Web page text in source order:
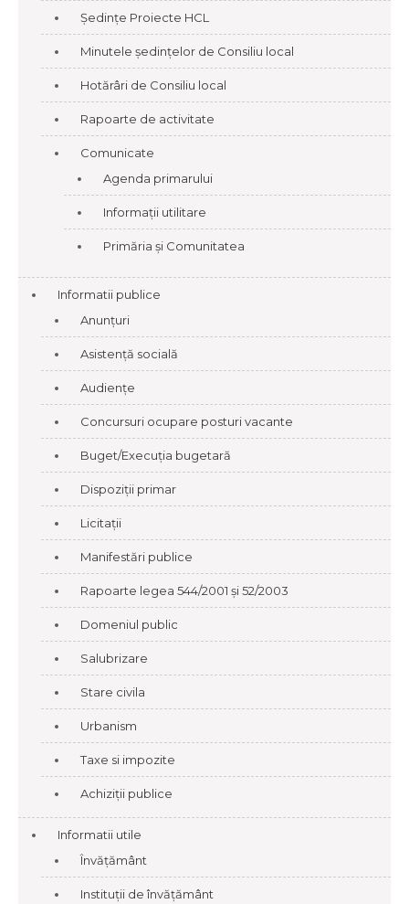
Ședințe Proiecte HCL
Minutele ședințelor de Consiliu local
Hotărâri de Consiliu local
Rapoarte de activitate
Comunicate
Agenda primarului
Informații utilitare
Primăria și Comunitatea
Informatii publice
Anunțuri
Asistență socială
Audiențe
Concursuri ocupare posturi vacante
Buget/Execuția bugetară
Dispoziții primar
Licitații
Manifestări publice
Rapoarte legea 544/2001 și 52/2003
Domeniul public
Salubrizare
Stare civila
Urbanism
Taxe si impozite
Achiziții publice
Informatii utile
Învățământ
Instituții de învățământ